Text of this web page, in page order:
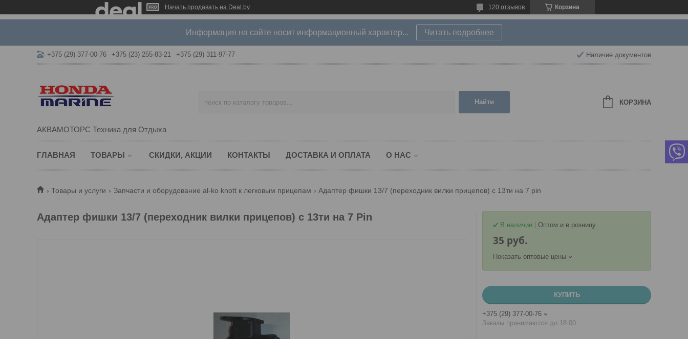
Начать продавать на Deal.by Корзина
120 отзывов
Информация на сайте носит информационный характер... Читать подробнее
+375 (29) 377-00-76 +375 (23) 255-83-21 +375 (29) 311-97-77 Наличие документов
АКВАМОТОРС Техника для Отдыха
Найти КОРЗИНА
ГЛАВНАЯ ТОВАРЫ СКИДКИ, АКЦИИ КОНТАКТЫ ДОСТАВКА И ОПЛАТА О НАС
Товары и услуги Запчасти и оборудование al-ko knott к легковым прицепам Адаптер фишки 13/7 (переходник вилки прицепов) с 13ти на 7 pin
Адаптер фишки 13/7 (переходник вилки прицепов) с 13ти на 7 Pin
В наличии Оптом и в розницу
35 руб.
Показать оптовые цены
КУПИТЬ
+375 (29) 377-00-76
Заказы принимаются до 18:00